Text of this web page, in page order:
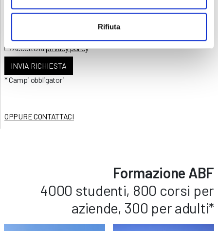
Rifiuta
Accetto laprivacy policy
* Campi obbligatori
OPPURE CONTATTACI
Formazione ABF
4000 studenti, 800 corsi per
aziende, 300 per adulti*